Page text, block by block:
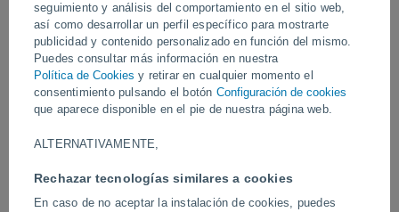
seguimiento y análisis del comportamiento en el sitio web,
así como desarrollar un perfil específico para mostrarte
publicidad y contenido personalizado en función del mismo.
Puedes consultar más información en nuestra
Política de Cookies y retirar en cualquier momento el
consentimiento pulsando el botón Configuración de cookies
que aparece disponible en el pie de nuestra página web.
ALTERNATIVAMENTE,
Rechazar tecnologías similares a cookies
En caso de no aceptar la instalación de cookies, puedes
Las fuertes lluvias han provocado inundaciones generalizadas en
varias provincias de China, desbordando ríos y sumergiendo
calles e infraestructuras. Las autoridades reportan importantes
daños materiales y fuertes interrupciones en el transporte y la vida
cotidiana en las zonas afectadas.
Vídeos